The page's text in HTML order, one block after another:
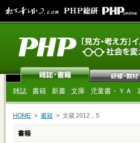
雑誌 書籍 新書 文庫 児童書・ＹＡ
HOME 書籍 文蔵 2012．5
書籍